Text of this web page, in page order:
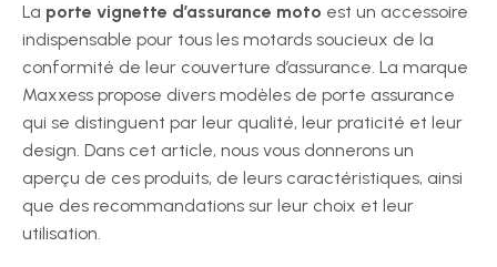
La porte vignette d’assurance moto est un accessoire
indispensable pour tous les motards soucieux de la
conformité de leur couverture d’assurance. La marque
Maxxess propose divers modèles de porte assurance
qui se distinguent par leur qualité, leur praticité et leur
design. Dans cet article, nous vous donnerons un
aperçu de ces produits, de leurs caractéristiques, ainsi
que des recommandations sur leur choix et leur
utilisation.